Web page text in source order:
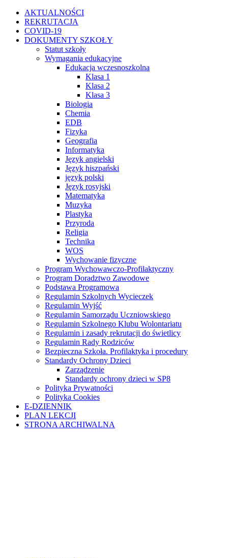
Przejdź
zawartości
Facebook
Instagram
WhatsApp
Twitter
YouTubeAKTUALNOŚCI
REKRUTACJA
COVID-19
DOKUMENTY SZKOŁY
Statut szkoły
Wymagania edukacyjne
Edukacja wczesnoszkolna
Klasa 1
Klasa 2
Klasa 3
Biologia
Chemia
EDB
Fizyka
Geografia
Informatyka
Język angielski
Język hiszpański
język polski
Język rosyjski
Matematyka
Muzyka
Plastyka
Przyroda
Religia
Technika
WOS
Wychowanie fizyczne
Program Wychowawczo-Profilaktyczny
Program Doradztwo Zawodowe
Podstawa Programowa
Regulamin Szkolnych Wycieczek
Regulamin Wyjść
Regulamin Samorządu Uczniowskiego
Regulamin Szkolnego Klubu Wolontariatu
Regulamin i zasady rekrutacji do świetlicy
Regulamin Rady Rodziców
Bezpieczna Szkoła. Profilaktyka i procedury
Standardy Ochrony Dzieci
Zarządzenie
Standardy ochrony dzieci w SP8
Polityka Prywatności
Polityka Cookies
E-DZIENNIK
PLAN LEKCJI
STRONA ARCHIWALNA